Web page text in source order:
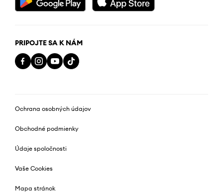
PRIPOJTE SA K NÁM
Ochrana osobných údajov
Obchodné podmienky
Údaje spoločnosti
Vaše Cookies
Mapa stránok